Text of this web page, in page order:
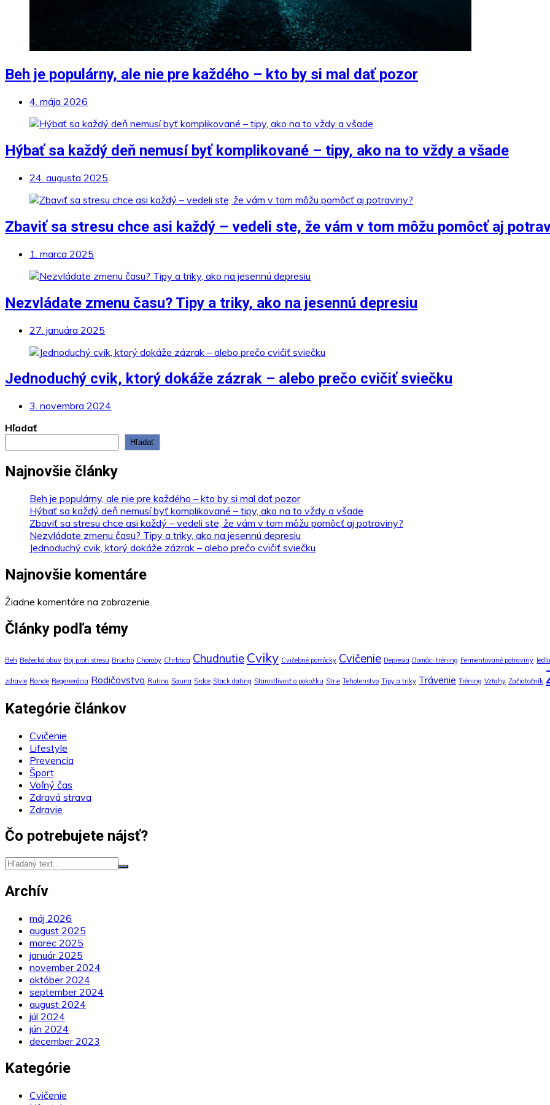
Beh je populárny, ale nie pre každého – kto by si mal dať pozor
4. mája 2026
Hýbať sa každý deň nemusí byť komplikované – tipy, ako na to vždy a všade
24. augusta 2025
Zbaviť sa stresu chce asi každý – vedeli ste, že vám v tom môžu pomôcť aj
1. marca 2025
Nezvládate zmenu času? Tipy a triky, ako na jesennú depresiu
27. januára 2025
Jednoduchý cvik, ktorý dokáže zázrak – alebo prečo cvičiť sviečku
3. novembra 2024
Hľadať
Hľadať
Najnovšie články
Beh je populárny, ale nie pre každého – kto by si mal dať pozor
Hýbať sa každý deň nemusí byť komplikované – tipy, ako na to vždy a všade
Zbaviť sa stresu chce asi každý – vedeli ste, že vám v tom môžu pomôcť aj potraviny?
Nezvládate zmenu času? Tipy a triky, ako na jesennú depresiu
Jednoduchý cvik, ktorý dokáže zázrak – alebo prečo cvičiť sviečku
Najnovšie komentáre
Žiadne komentáre na zobrazenie.
Články podľa témy
Beh Bežecká obuv Boj proti stresu Brucho Choroby Chrbtica Chudnutie Cviky Cvičebné pomôcky Cvičenie Depresia Domáci tréning Fermentované potraviny Jedlo
zdravie Rande Regenerácia Rodičovstvo Rutina Sauna Srdce Stack dating Starostlivosť o pokožku Strie Tehotenstvo Tipy a triky Trávenie Tréning Vzťahy Začiatočník
Kategórie článkov
Cvičenie
Lifestyle
Prevencia
Šport
Voľný čas
Zdravá strava
Zdravie
Čo potrebujete nájsť?
Archív
máj 2026
august 2025
marec 2025
január 2025
november 2024
október 2024
september 2024
august 2024
júl 2024
jún 2024
december 2023
Kategórie
Cvičenie